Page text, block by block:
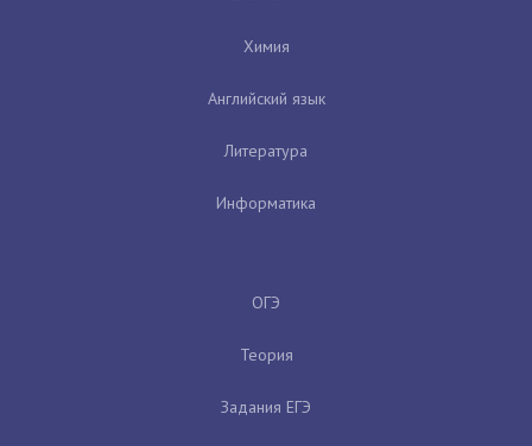
Химия
Английский язык
Литература
Информатика
ОГЭ
Теория
Задания ЕГЭ